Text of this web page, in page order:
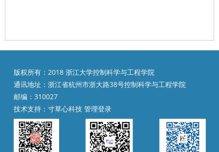
版权所有：2018 浙江大学控制科学与工程学院
通讯地址：浙江省杭州市浙大路38号控制科学与工程学院
邮编：310027
技术支持： 寸草心科技 管理登录